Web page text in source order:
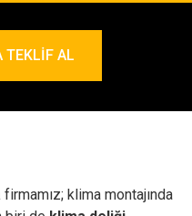
TEKLIF AL
firmamız; klima montajında